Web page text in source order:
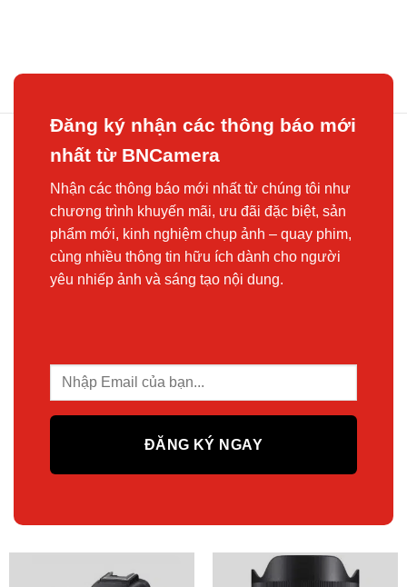
Đăng ký nhận các thông báo mới
nhất từ BNCamera
Nhận các thông báo mới nhất từ chúng tôi như
chương trình khuyến mãi, ưu đãi đặc biệt, sản
phẩm mới, kinh nghiệm chụp ảnh – quay phim,
cùng nhiều thông tin hữu ích dành cho người
yêu nhiếp ảnh và sáng tạo nội dung.